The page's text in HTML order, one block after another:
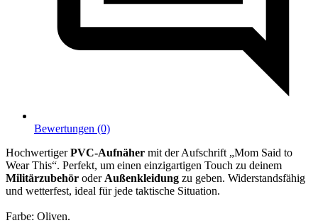
Bewertungen (0)
HochwertigerPVC-Aufnäher mit der Aufschrift „Mom Said to
Wear This“. Perfekt, um einen einzigartigen Touch zu deinem
Militärzubehör oder Außenkleidung zu geben. Widerstandsfähig
und wetterfest, ideal für jede taktische Situation.
Farbe: Oliven.